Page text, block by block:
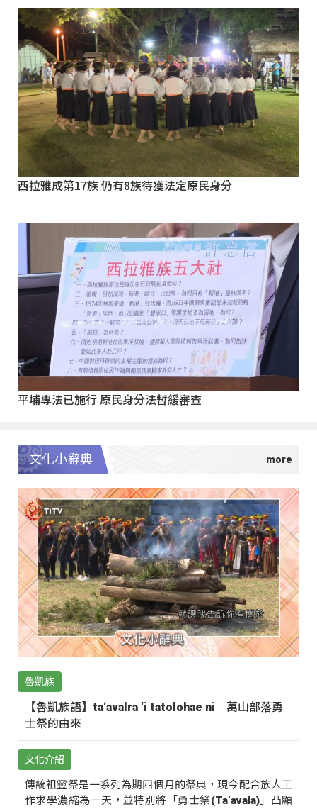
西拉雅成第17族 仍有8族待獲法定原民身分
平埔專法已施行 原民身分法暫緩審查
文化小辭典
魯凱族
【魯凱族語】ta‘avalra ‘i tatolohae ni｜萬山部落勇
士祭的由來
文化介紹
傳統祖靈祭是一系列為期四個月的祭典，現今配合族人工
作求學濃縮為一天，並特別將「勇士祭(Ta‘avala)」凸顯